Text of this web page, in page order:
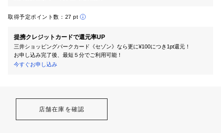
取得予定ポイント数： 27 pt
提携クレジットカードで還元率UP
三井ショッピングパークカード《セゾン》なら更に¥100につき1pt還元！
お申し込み完了後、最短５分でご利用可能！
今すぐお申し込み
店舗在庫を確認